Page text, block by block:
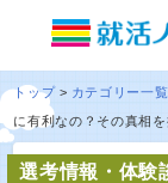
トップ カテゴリー一覧
に有利なの？その真相を
選考情報・体験